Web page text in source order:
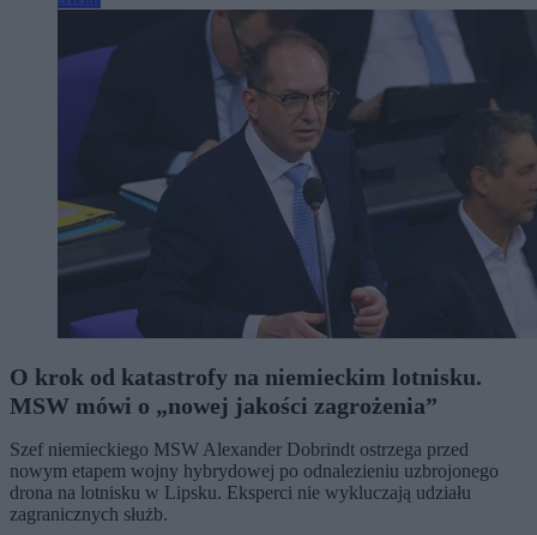
O krok od katastrofy na niemieckim lotnisku.
MSW mówi o „nowej jakości zagrożenia”
Szef niemieckiego MSW Alexander Dobrindt ostrzega przed
nowym etapem wojny hybrydowej po odnalezieniu uzbrojonego
drona na lotnisku w Lipsku. Eksperci nie wykluczają udziału
zagranicznych służb.